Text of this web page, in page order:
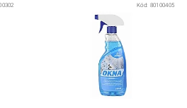
Kód: 80100405